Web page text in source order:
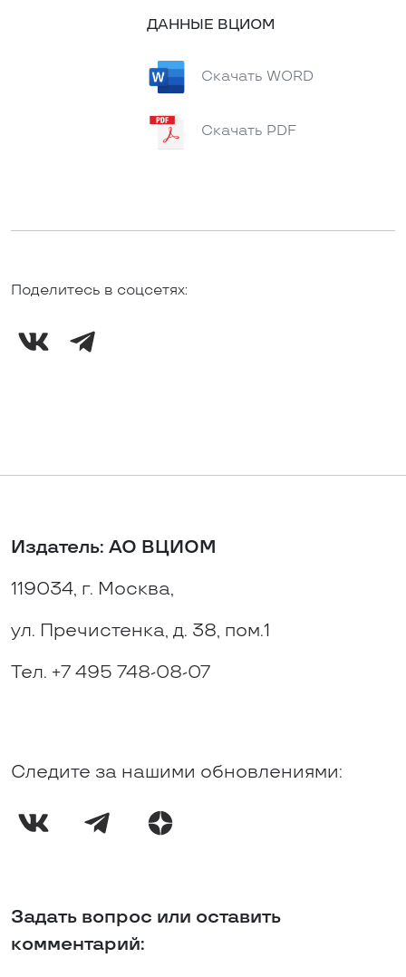
ДАННЫЕ ВЦИОМ
Скачать WORD
Скачать PDF
Поделитесь в соцсетях:
Издатель: АО ВЦИОМ
119034, г. Москва,
ул. Пречистенка, д. 38, пом.1
Тел. +7 495 748-08-07
Следите за нашими обновлениями:
Задать вопрос или оставить
комментарий: